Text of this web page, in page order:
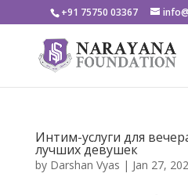
+91 75750 03367
Интим-услуги для
лучших девушек
by Darshan Vyas | Jan 27,